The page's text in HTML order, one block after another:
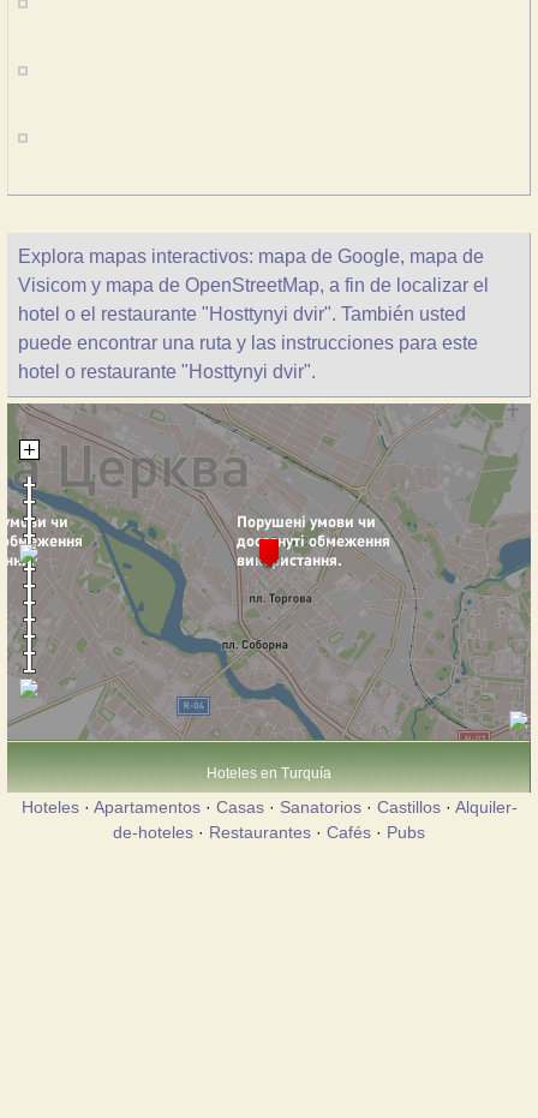
Explora mapas interactivos: mapa de Google, mapa de
Visicom y mapa de OpenStreetMap, a fin de localizar el
hotel o el restaurante "Hosttynyi dvir". También usted
puede encontrar una ruta y las instrucciones para este
hotel o restaurante "Hosttynyi dvir".
Hoteles en Turquía
Hoteles· Apartamentos· Casas· Sanatorios· Castillos· Alquiler-
de-hoteles · Restaurantes · Cafés · Pubs